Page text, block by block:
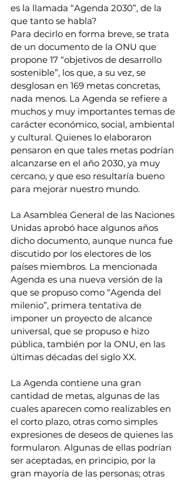
es la llamada “Agenda 2030”, de la
que tanto se habla?
Para decirlo en forma breve, se trata
de un documento de la ONU que
propone 17 “objetivos de desarrollo
sostenible”, los que, a su vez, se
desglosan en 169 metas concretas,
nada menos. La Agenda se refiere a
muchos y muy importantes temas de
carácter económico, social, ambiental
y cultural. Quienes lo elaboraron
pensaron en que tales metas podrían
alcanzarse en el año 2030, ya muy
cercano, y que eso resultaría bueno
para mejorar nuestro mundo.
La Asamblea General de las Naciones
Unidas aprobó hace algunos años
dicho documento, aunque nunca fue
discutido por los electores de los
países miembros. La mencionada
Agenda es una nueva versión de la
que se propuso como “Agenda del
milenio”, primera tentativa de
imponer un proyecto de alcance
universal, que se propuso e hizo
pública, también por la ONU, en las
últimas décadas del siglo XX.
La Agenda contiene una gran
cantidad de metas, algunas de las
cuales aparecen como realizables en
el corto plazo, otras como simples
expresiones de deseos de quienes las
formularon. Algunas de ellas podrían
ser aceptadas, en principio, por la
gran mayoría de las personas; otras